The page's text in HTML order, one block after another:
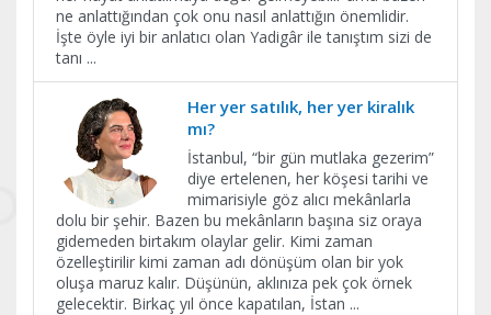
ne anlattığından çok onu nasıl anlattığın önemlidir.
İşte öyle iyi bir anlatıcı olan Yadigâr ile tanıştım sizi de
tanı ...
Her yer satılık, her yer kiralık
mı?
İstanbul, “bir gün mutlaka gezerim”
diye ertelenen, her köşesi tarihi ve
mimarisiyle göz alıcı mekânlarla
dolu bir şehir. Bazen bu mekânların başına siz oraya
gidemeden birtakım olaylar gelir. Kimi zaman
özelleştirilir kimi zaman adı dönüşüm olan bir yok
oluşa maruz kalır. Düşünün, aklınıza pek çok örnek
gelecektir. Birkaç yıl önce kapatılan, İstan ...